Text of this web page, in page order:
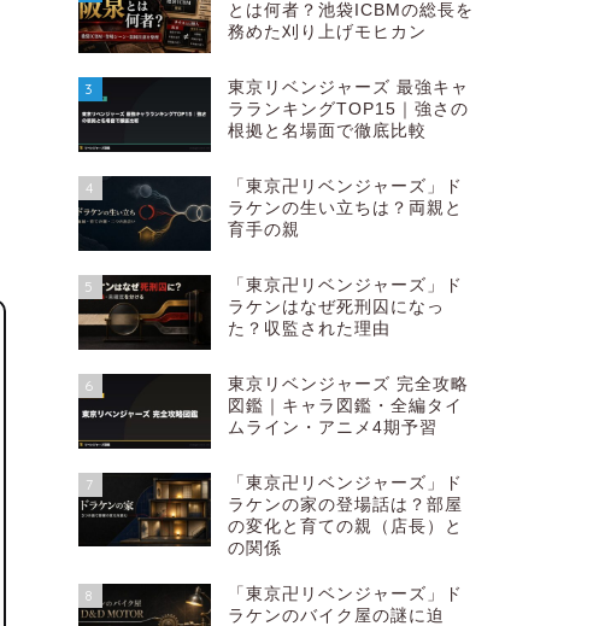
とは何者？池袋ICBMの総長を
務めた刈り上げモヒカン
3
東京リベンジャーズ 最強キャ
ラランキングTOP15｜強さの
根拠と名場面で徹底比較
4
「東京卍リベンジャーズ」ド
ラケンの生い立ちは？両親と
育手の親
5
「東京卍リベンジャーズ」ド
ラケンはなぜ死刑囚になっ
た？収監された理由
6
東京リベンジャーズ 完全攻略
図鑑｜キャラ図鑑・全編タイ
ムライン・アニメ4期予習
7
「東京卍リベンジャーズ」ド
ラケンの家の登場話は？部屋
の変化と育ての親（店長）と
の関係
8
「東京卍リベンジャーズ」ド
ラケンのバイク屋の謎に迫